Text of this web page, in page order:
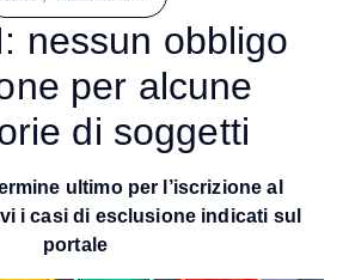
nessun obbligo
per alcune
di soggetti
ultimo per l’iscrizione al
i casi di esclusione indicati sul
portale